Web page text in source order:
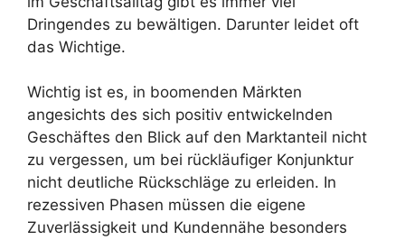
Dringendes zu bewältigen. Darunter leidet oft
das Wichtige.
Wichtig ist es, in boomenden Märkten
angesichts des sich positiv entwickelnden
Geschäftes den Blick auf den Marktanteil nicht
zu vergessen, um bei rückläufiger Konjunktur
nicht deutliche Rückschläge zu erleiden. In
rezessiven Phasen müssen die eigene
Zuverlässigkeit und Kundennähe besonders